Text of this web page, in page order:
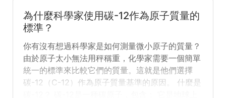
為什麼科學家使用碳-12作為原子質量的
標準？
你有沒有想過科學家是如何測量微小原子的質量？
由於原子太小無法用秤稱重，化學家需要一個簡單
統一的標準來比較它們的質量。這就是他們選擇
碳-12（C-12）作為原子質量基準的原因。 什麼是